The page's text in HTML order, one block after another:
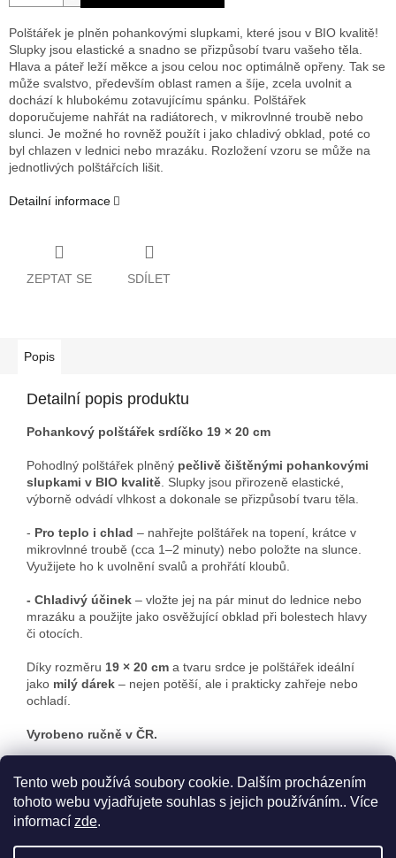
Tento web používá soubory cookie. Dalším procházením
tohoto webu vyjadřujete souhlas s jejich používáním.. Více
informací zde.
Polštářek je plněn pohankovými slupkami, které jsou v BIO kvalitě!
Slupky jsou elastické a snadno se přizpůsobí tvaru vašeho těla.
Hlava a páteř leží měkce a jsou celou noc optimálně opřeny. Tak se
může svalstvo, především oblast ramen a šíje, zcela uvolnit a
dochází k hlubokému zotavujícímu spánku. Polštářek
doporučujeme nahřát na radiátorech, v mikrovlnné troubě nebo
slunci. Je možné ho rovněž použít i jako chladivý obklad, poté co
byl chlazen v lednici nebo mrazáku. Rozložení vzoru se může na
jednotlivých polštářcích lišit.
Detailní informace
ZEPTAT SE SDÍLET
Popis
Detailní popis produktu
Pohankový polštářek srdíčko 19 × 20 cm
Pohodlný polštářek plněný pečlivě čištěnými pohankovými
slupkami v BIO kvalitě . Slupky jsou přirozeně elastické,
výborně odvádí vlhkost a dokonale se přizpůsobí tvaru těla.
- Pro teplo i chlad – nahřejte polštářek na topení, krátce v
mikrovlnné troubě (cca 1–2 minuty) nebo položte na slunce.
Využijete ho k uvolnění svalů a prohřátí kloubů.
- Chladivý účinek – vložte jej na pár minut do lednice nebo
mrazáku a použijte jako osvěžující obklad při bolestech hlavy
či otocích.
Díky rozměru 19 × 20 cm a tvaru srdce je polštářek ideální
jako milý dárek – nejen potěší, ale i prakticky zahřeje nebo
ochladí.
Vyrobeno ručně v ČR.